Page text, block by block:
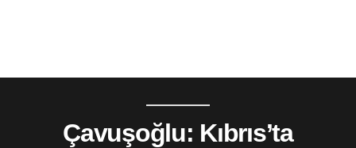
Çavuşoğlu: Kıbrıs’ta